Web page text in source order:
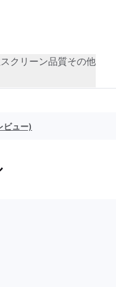
スクリーン品質その他
ビュー)